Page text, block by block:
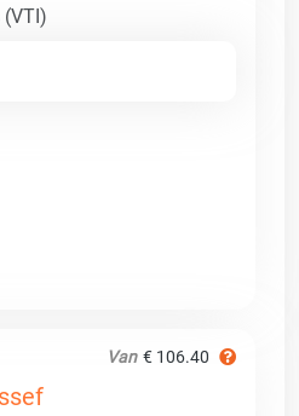
Van € 106.40